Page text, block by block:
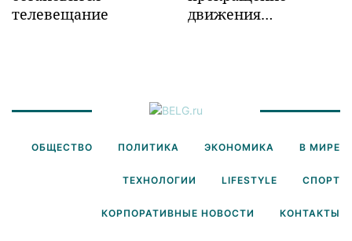
телевещание
движения
ОБЩЕСТВО ПОЛИТИКА ЭКОНОМИКА В МИРЕ
ТЕХНОЛОГИИ LIFESTYLE СПОРТ
КОРПОРАТИВНЫЕ НОВОСТИ КОНТАКТЫ